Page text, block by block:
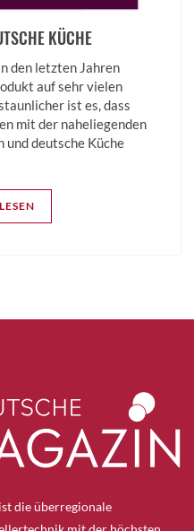
KÜCHE
den letzten Jahren
auf sehr vielen
ist es, dass
mit der naheliegenden
deutsche Küche
die überregionale